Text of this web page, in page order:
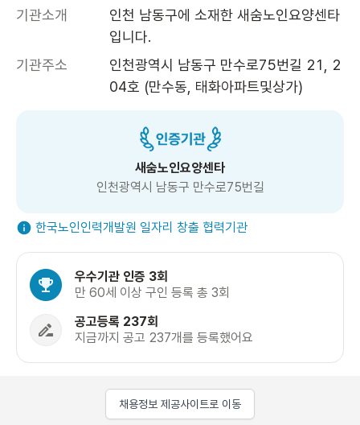
기관소개
인천 남동구에 소재한 새숨노인요양센타
입니다.
기관주소
인천광역시 남동구 만수로75번길 21, 2
04호 (만수동, 태화아파트및상가)
새숨노인요양센타
인천광역시 남동구 만수로75번길
한국노인인력개발원 일자리 창출 협력기관
우수기관 인증 3회
만 60세 이상 구인 등록 총 3회
공고등록 237회
지금까지 공고 237개를 등록했어요
채용정보 제공사이트로 이동